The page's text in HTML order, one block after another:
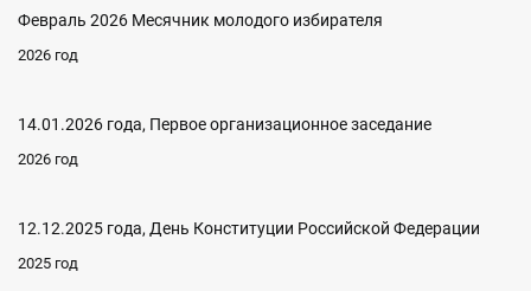
Февраль 2026 Месячник молодого избирателя
2026 год
14.01.2026 года, Первое организационное заседание
2026 год
12.12.2025 года, День Конституции Российской Федерации
2025 год